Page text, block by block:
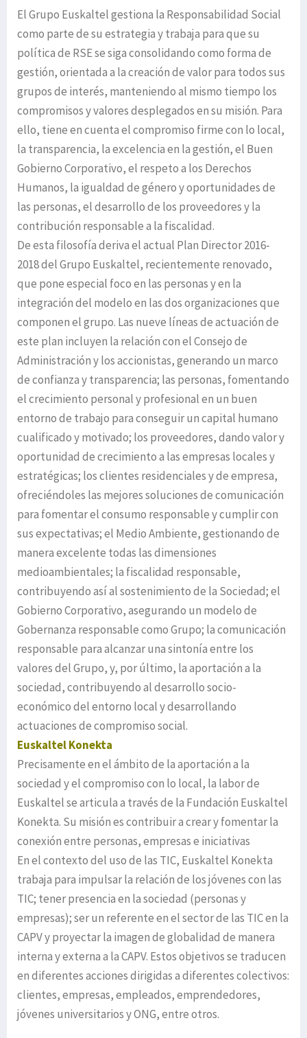
El Grupo Euskaltel gestiona la Responsabilidad Social
como parte de su estrategia y trabaja para que su
política de RSE se siga consolidando como forma de
gestión, orientada a la creación de valor para todos sus
grupos de interés, manteniendo al mismo tiempo los
compromisos y valores desplegados en su misión. Para
ello, tiene en cuenta el compromiso firme con lo local,
la transparencia, la excelencia en la gestión, el Buen
Gobierno Corporativo, el respeto a los Derechos
Humanos, la igualdad de género y oportunidades de
las personas, el desarrollo de los proveedores y la
contribución responsable a la fiscalidad.
De esta filosofía deriva el actual Plan Director 2016-
2018 del Grupo Euskaltel, recientemente renovado,
que pone especial foco en las personas y en la
integración del modelo en las dos organizaciones que
componen el grupo. Las nueve líneas de actuación de
este plan incluyen la relación con el Consejo de
Administración y los accionistas, generando un marco
de confianza y transparencia; las personas, fomentando
el crecimiento personal y profesional en un buen
entorno de trabajo para conseguir un capital humano
cualificado y motivado; los proveedores, dando valor y
oportunidad de crecimiento a las empresas locales y
estratégicas; los clientes residenciales y de empresa,
ofreciéndoles las mejores soluciones de comunicación
para fomentar el consumo responsable y cumplir con
sus expectativas; el Medio Ambiente, gestionando de
manera excelente todas las dimensiones
medioambientales; la fiscalidad responsable,
contribuyendo así al sostenimiento de la Sociedad; el
Gobierno Corporativo, asegurando un modelo de
Gobernanza responsable como Grupo; la comunicación
responsable para alcanzar una sintonía entre los
valores del Grupo, y, por último, la aportación a la
sociedad, contribuyendo al desarrollo socio-
económico del entorno local y desarrollando
actuaciones de compromiso social.
Euskaltel Konekta
Precisamente en el ámbito de la aportación a la
sociedad y el compromiso con lo local, la labor de
Euskaltel se articula a través de la Fundación Euskaltel
Konekta. Su misión es contribuir a crear y fomentar la
conexión entre personas, empresas e iniciativas
En el contexto del uso de las TIC, Euskaltel Konekta
trabaja para impulsar la relación de los jóvenes con las
TIC; tener presencia en la sociedad (personas y
empresas); ser un referente en el sector de las TIC en la
CAPV y proyectar la imagen de globalidad de manera
interna y externa a la CAPV. Estos objetivos se traducen
en diferentes acciones dirigidas a diferentes colectivos:
clientes, empresas, empleados, emprendedores,
jóvenes universitarios y ONG, entre otros.